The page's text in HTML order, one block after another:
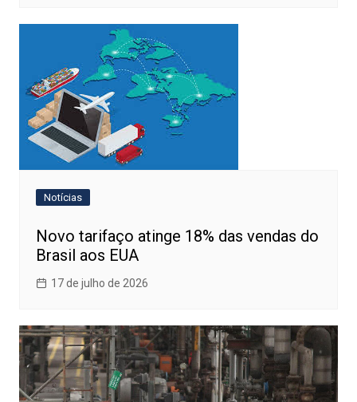
Notícias
Novo tarifaço atinge 18% das vendas do
Brasil aos EUA
17 de julho de 2026